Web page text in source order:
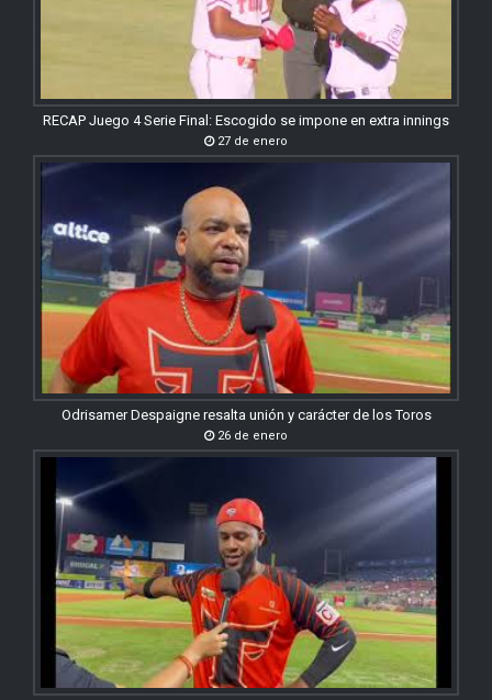
RECAP Juego 4 Serie Final: Escogido se impone en extra innings
27 de enero
Odrisamer Despaigne resalta unión y carácter de los Toros
26 de enero